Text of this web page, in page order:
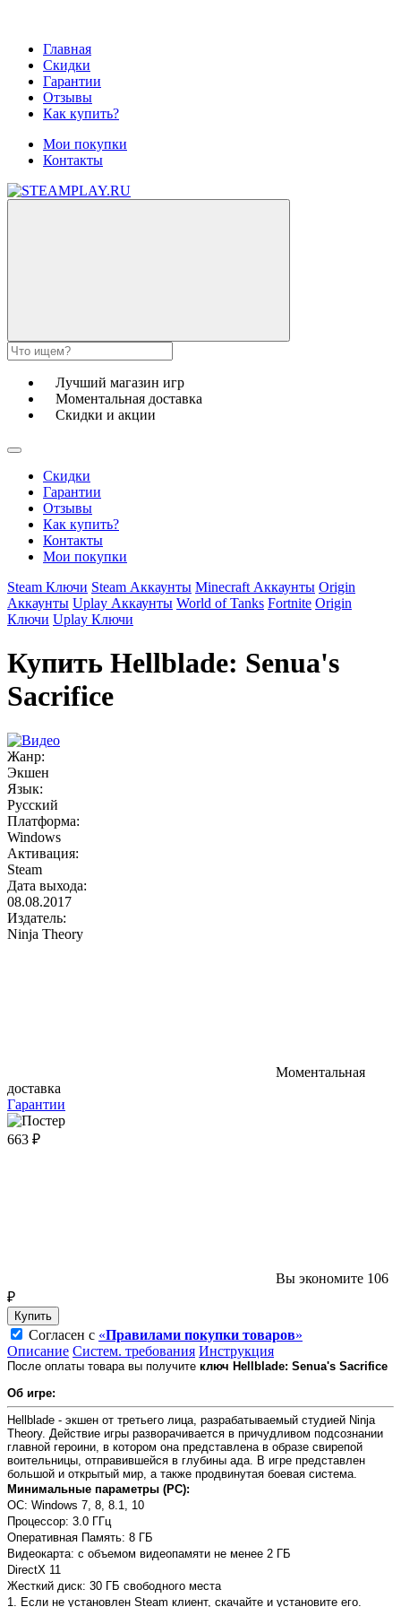
Главная
Скидки
Гарантии
Отзывы
Как купить?
Мои покупки
Контакты
Лучший магазин игр
Моментальная доставка
Скидки и акции
Скидки
Гарантии
Отзывы
Как купить?
Контакты
Мои покупки
Steam Ключи Steam Аккаунты Minecraft Аккаунты Origin
Аккаунты Uplay Аккаунты World of Tanks Fortnite Origin
Ключи Uplay Ключи
Купить Hellblade: Senua's
Sacrifice
Жанр:
Экшен
Язык:
Русский
Платформа:
Windows
Активация:
Steam
Дата выхода:
08.08.2017
Издатель:
Ninja Theory
Моментальная
доставка
Гарантии
663 ₽
Вы экономите 106
₽
Купить
Согласен с «Правилами покупки товаров»
Описание Систем. требования Инструкция
После оплаты товара вы получите ключ Hellblade: Senua's Sacrifice
Об игре:
Hellblade - экшен от третьего лица, разрабатываемый студией Ninja
Theory. Действие игры разворачивается в причудливом подсознании
главной героини, в котором она представлена в образе свирепой
воительницы, отправившейся в глубины ада. В игре представлен
большой и открытый мир, а также продвинутая боевая система.
Минимальные параметры (PC):
OC: Windows 7, 8, 8.1, 10
Процессор: 3.0 ГГц
Оперативная Память: 8 ГБ
Видеокарта: с объемом видеопамяти не менее 2 ГБ
DirectX 11
Жесткий диск: 30 ГБ свободного места
1. Если не установлен Steam клиент, скачайте и установите его.